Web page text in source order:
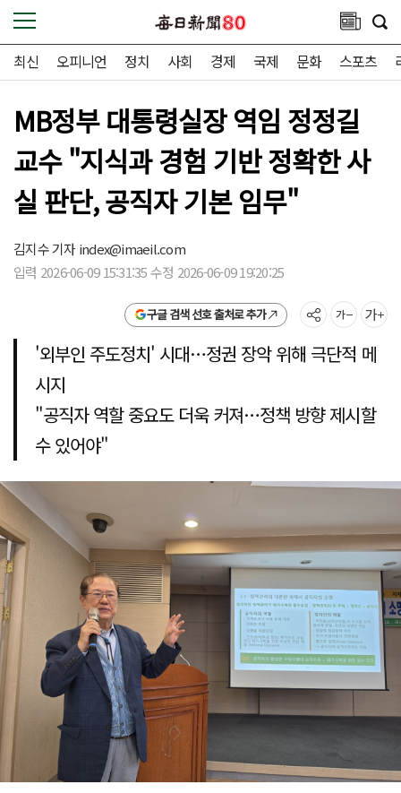
최신 오피니언 정치 사회 경제 국제 문화 스포츠
MB정부 대통령실장 역임 정정길
교수 "지식과 경험 기반 정확한 사
실 판단, 공직자 기본 임무"
김지수 기자index@imaeil.com
입력 2026-06-09 15:31:35 수정 2026-06-09 19:20:25
구글 검색 선호 출처로 추가
'외부인 주도정치' 시대…정권 장악 위해 극단적 메
시지
"공직자 역할 중요도 더욱 커져…정책 방향 제시할
수 있어야"